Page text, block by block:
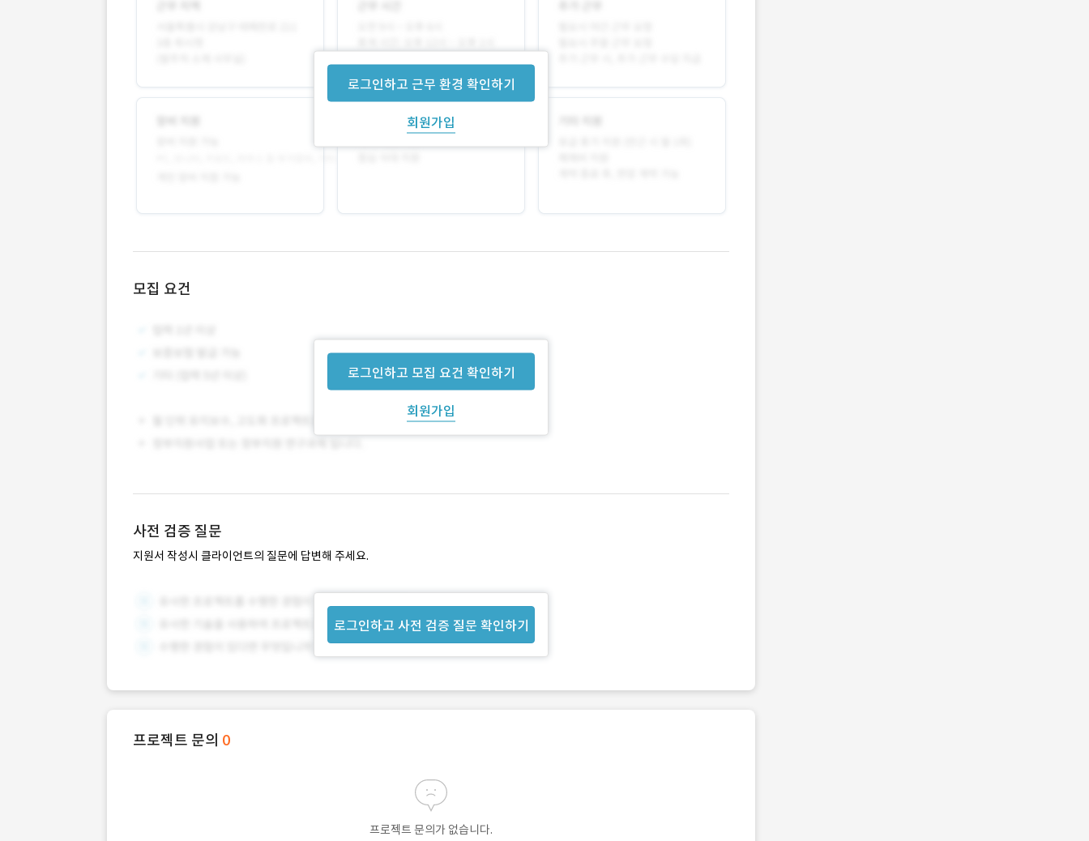
로그인하고 근무 환경 확인하기
회원가입
모집 요건
로그인하고 모집 요건 확인하기
회원가입
사전 검증 질문
지원서 작성시 클라이언트의 질문에 답변해 주세요.
로그인하고 사전 검증 질문 확인하기
프로젝트 문의 0
프로젝트 문의가 없습니다.